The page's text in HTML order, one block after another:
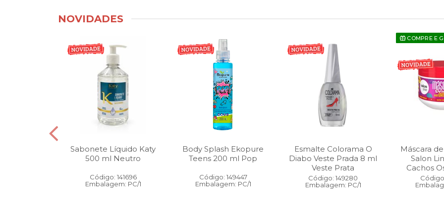
NOVIDADES
Sabonete Líquido Katy
500 ml Neutro
Código: 141696
Embalagem: PC/1
Body Splash Ekopure
Teens 200 ml Pop
Código: 149447
Embalagem: PC/1
Esmalte Colorama O
Diabo Veste Prada 8 ml
Veste Prata
Código: 149280
Embalagem: PC/1
COMPRE E
Máscara
Salon
Cachos